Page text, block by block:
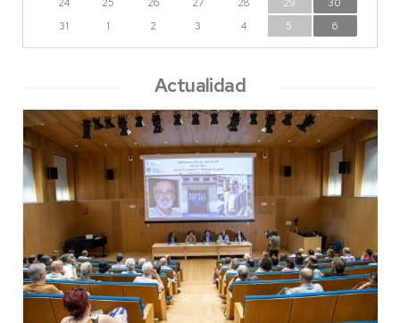
24
25 26 27 28 29
30
31
1 2 3 4 5 6
Actualidad